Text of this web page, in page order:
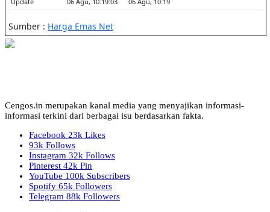
Cengos.in merupakan kanal media yang menyajikan informasi-
informasi terkini dari berbagai isu berdasarkan fakta.
Facebook 23k Likes
93k Follows
Instagram 32k Follows
Pinterest 42k Pin
YouTube 100k Subscribers
Spotify 65k Followers
Telegram 88k Followers